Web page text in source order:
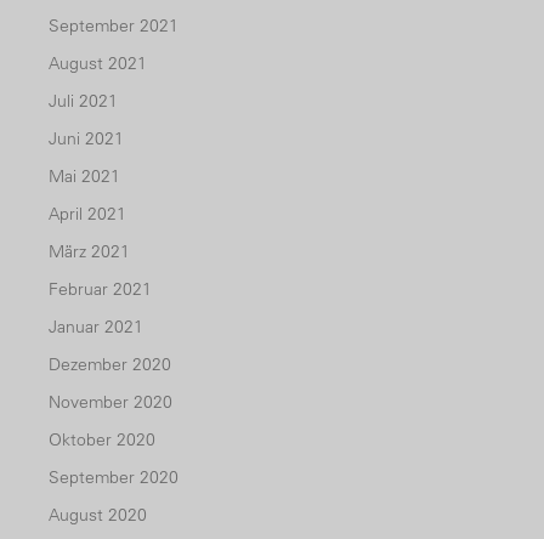
September 2021
August 2021
Juli 2021
Juni 2021
Mai 2021
April 2021
März 2021
Februar 2021
Januar 2021
Dezember 2020
November 2020
Oktober 2020
September 2020
August 2020